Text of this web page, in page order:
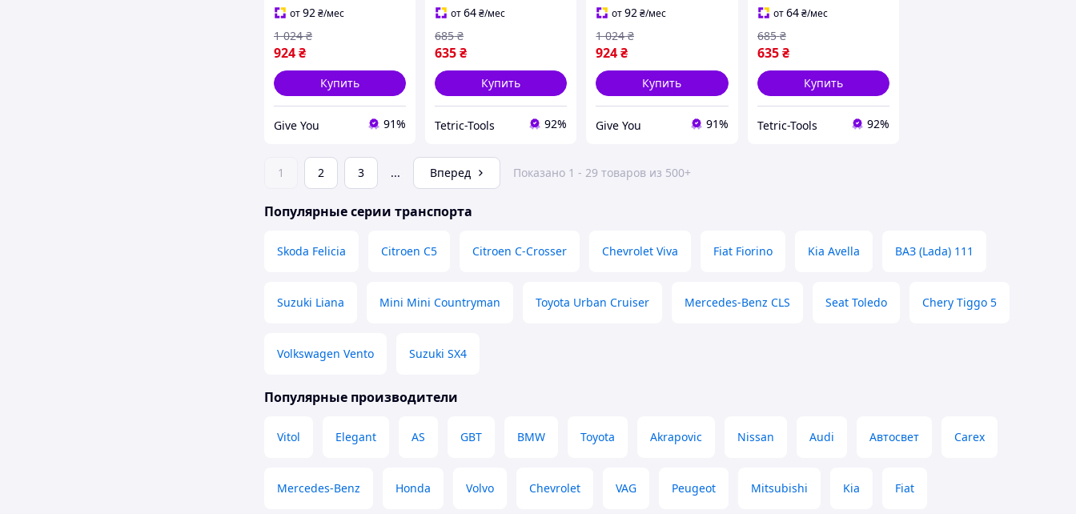
насадка на глушитель
Карбон
от92₴/мес
924₴
1 024 ₴
Купить
Give You 91%
круглая,
универсальная
от64₴/мес
635₴
685 ₴
Купить
Tetric-Tools 92%
насадка на глушитель
Карбон
от92₴/мес
924₴
1 024 ₴
Купить
Give You 91%
универсальная
от64 ₴/мес
635 ₴
685 ₴
Купить
Tetric-Tools 92%
1 2 3 ... Вперед Показано 1 - 29 товаров из 500+
Популярные серии транспорта
Skoda Felicia Citroen C5 Citroen C-Crosser Chevrolet Viva Fiat Fiorino Kia Avella ВАЗ (Lada) 111
Suzuki Liana Mini Mini Countryman Toyota Urban Cruiser Mercedes-Benz CLS Seat Toledo Chery Tiggo 5
Volkswagen Vento Suzuki SX4
Популярные производители
Vitol Elegant AS GBT BMW Toyota Akrapovic Nissan Audi Автосвет Carex
Mercedes-Benz Honda Volvo Chevrolet VAG Peugeot Mitsubishi Kia Fiat